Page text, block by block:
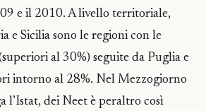
e il 2010. A livello territoriale,
e Sicilia sono le regioni con le
al 30%) seguite da Puglia e
intorno al 28%. Nel Mezzogiorno
l’Istat, dei Neet è peraltro così